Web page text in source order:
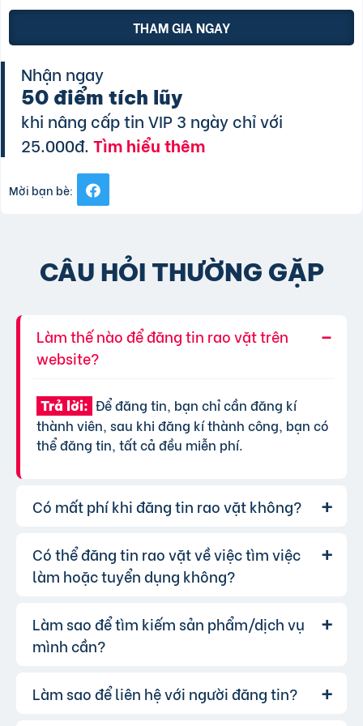
THAM GIA NGAY
Nhận ngay
50 điểm tích lũy
khi nâng cấp tin VIP 3 ngày chỉ với
25.000đ.Tìm hiểu thêm
Mời bạn bè:
CÂU HỎI THƯỜNG GẶP
Làm thế nào để đăng tin rao vặt trên
website?
Trả lời: Để đăng tin, bạn chỉ cần đăng kí
thành viên, sau khi đăng kí thành công, bạn có
thể đăng tin, tất cả đều miễn phí.
Có mất phí khi đăng tin rao vặt không?
Trả lời: Chúng tôi cung cấp gói đăng tin miễn
phí cơ bản cho tất cả người dùng. Tuy nhiên, để
thị, bạn có thể lựa chọn các gói dịch vụ nâng
cấp với chi phí hợp lý, xem thêmphí dịch vụ tin
VIP.
Có thể đăng tin rao vặt về việc tìm việc
làm hoặc tuyển dụng không?
Trả lời: Hoàn toàn có thể. Website của chúng
tôi hỗ trợ đăng tin tuyển dụng và tìm việc làm.
đủ thông tin.
Làm sao để tìm kiếm sản phẩm/dịch vụ
mình cần?
Trả lời: Bạn có thể sử dụng công cụ tìm kiếm
Làm sao để liên hệ với người đăng tin?